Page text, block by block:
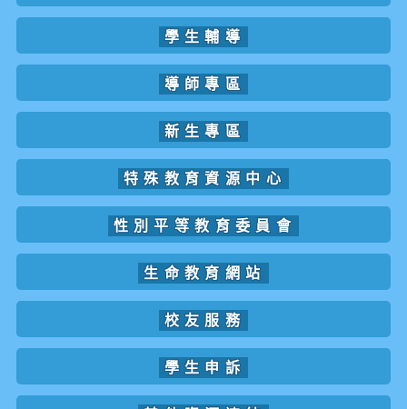
學生輔導
導師專區
新生專區
特殊教育資源中心
性別平等教育委員會
生命教育網站
校友服務
學生申訴